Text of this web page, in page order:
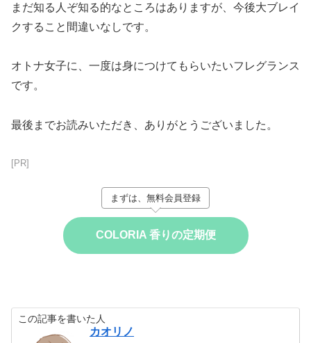
まだ知る人ぞ知る的なところはありますが、今後大ブレイ
クすること間違いなしです。
オトナ女子に、一度は身につけてもらいたいフレグランス
です。
最後までお読みいただき、ありがとうございました。
[PR]
まずは、無料会員登録
COLORIA 香りの定期便
この記事を書いた人
カオリノ